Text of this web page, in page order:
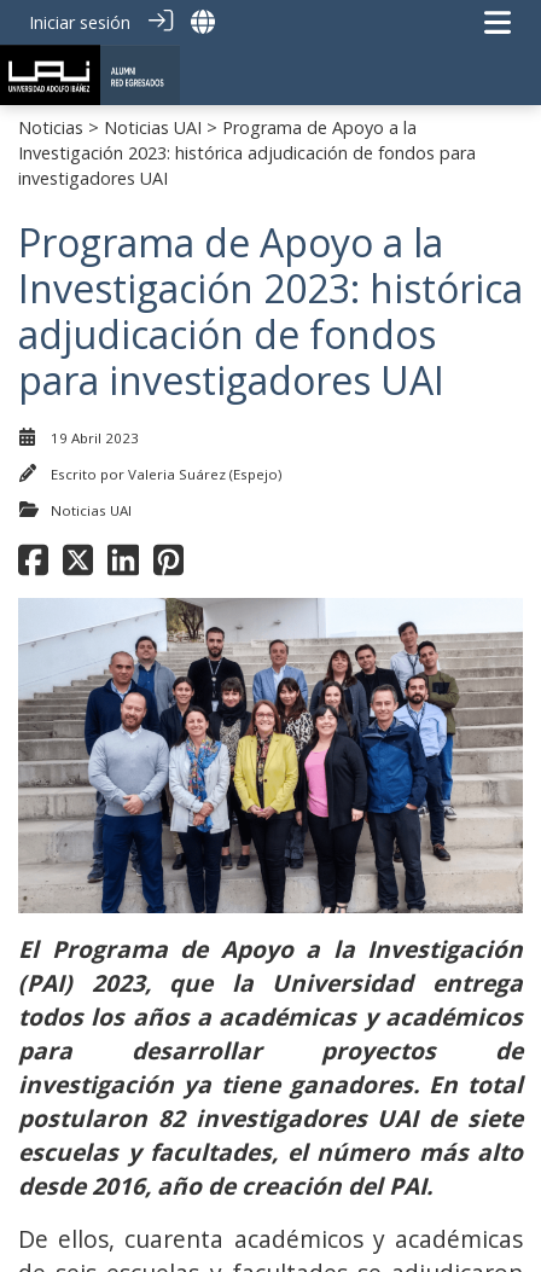
Iniciar sesión
Noticias > Noticias UAI > Programa de Apoyo a la
Investigación 2023: histórica adjudicación de fondos para
investigadores UAI
Programa de Apoyo a la
Investigación 2023: histórica
adjudicación de fondos
para investigadores UAI
19 Abril 2023
Escrito por Valeria Suárez (Espejo)
Noticias UAI
El Programa de Apoyo a la Investigación
(PAI) 2023, que la Universidad entrega
todos los años a académicas y académicos
para desarrollar proyectos de
investigación ya tiene ganadores. En total
postularon 82 investigadores UAI de siete
escuelas y facultades, el número más alto
desde 2016, año de creación del PAI.
De ellos, cuarenta académicos y académicas